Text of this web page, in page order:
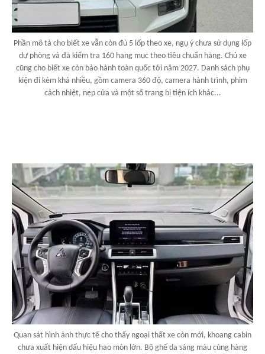
Phần mô tả cho biết xe vẫn còn đủ 5 lốp theo xe, ngụ ý chưa sử dụng lốp
dự phòng và đã kiểm tra 160 hạng mục theo tiêu chuẩn hãng. Chủ xe
cũng cho biết xe còn bảo hành toàn quốc tới năm 2027. Danh sách phụ
kiện đi kèm khá nhiều, gồm camera 360 độ, camera hành trình, phim
cách nhiệt, nẹp cửa và một số trang bị tiện ích khác...
Quan sát hình ảnh thực tế cho thấy ngoại thất xe còn mới, khoang cabin
chưa xuất hiện dấu hiệu hao mòn lớn. Bộ ghế da sáng màu cùng hàng